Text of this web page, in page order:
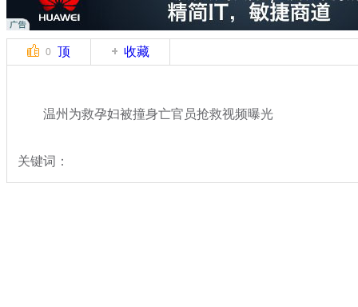
0 顶 收藏
温州为救孕妇被撞身亡官员抢救视频曝光
关键词：